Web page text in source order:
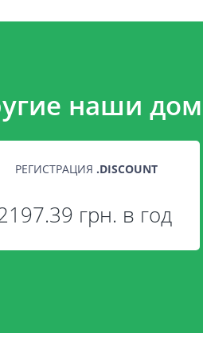
наши
РЕГИСТРАЦИЯ .DISCOUNT
грн. в год